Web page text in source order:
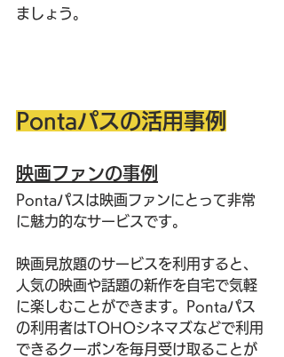
ましょう。
Pontaパスの活用事例
映画ファンの事例
Pontaパスは映画ファンにとって非常
に魅力的なサービスです。
映画見放題のサービスを利用すると、
人気の映画や話題の新作を自宅で気軽
に楽しむことができます。Pontaパス
の利用者はTOHOシネマズなどで利用
できるクーポンを毎月受け取ることが